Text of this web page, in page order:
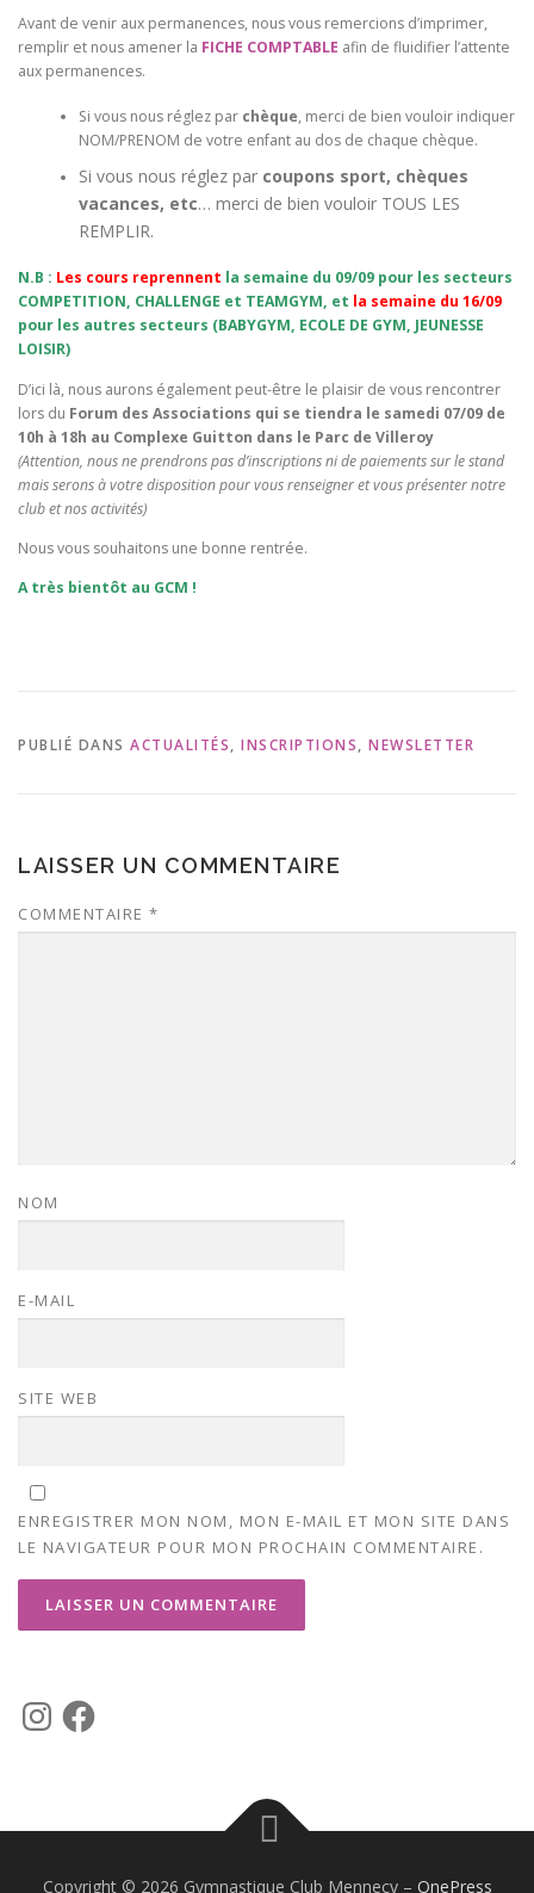
Avant de venir aux permanences, nous vous remercions d’imprimer,
remplir et nous amener la FICHE COMPTABLE afin de fluidifier l’attente
aux permanences.
Si vous nous réglez par chèque, merci de bien vouloir indiquer
NOM/PRENOM de votre enfant au dos de chaque chèque.
Si vous nous réglez par coupons sport, chèques
vacances, etc… merci de bien vouloir TOUS LES
REMPLIR.
N.B : Les cours reprennent la semaine du 09/09 pour les secteurs
COMPETITION, CHALLENGE et TEAMGYM, et la semaine du 16/09
pour les autres secteurs (BABYGYM, ECOLE DE GYM, JEUNESSE
LOISIR)
D’ici là, nous aurons également peut-être le plaisir de vous rencontrer
lors du Forum des Associations qui se tiendra le samedi 07/09 de
10h à 18h au Complexe Guitton dans le Parc de Villeroy
(Attention, nous ne prendrons pas d’inscriptions ni de paiements sur le stand
mais serons à votre disposition pour vous renseigner et vous présenter notre
club et nos activités)
Nous vous souhaitons une bonne rentrée.
A très bientôt au GCM !
PUBLIÉ DANS ACTUALITÉS, INSCRIPTIONS, NEWSLETTER
LAISSER UN COMMENTAIRE
COMMENTAIRE *
NOM
E-MAIL
SITE WEB
ENREGISTRER MON NOM, MON E-MAIL ET MON SITE DANS
LE NAVIGATEUR POUR MON PROCHAIN COMMENTAIRE.
n
m
F
a
Copyright © 2026 Gymnastique Club Mennecy – OnePress